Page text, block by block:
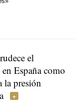
el
España como
la presión